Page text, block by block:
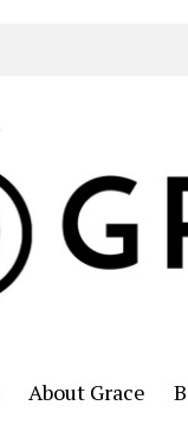
About Grace